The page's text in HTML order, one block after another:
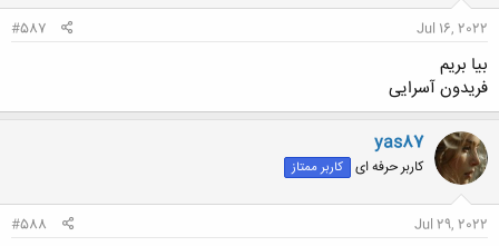
Jul 16, 2022
#587
بیا بریم
فریدون آسرایی
yas87
کاربر حرفه ای کاربر ممتاز
Jul 29, 2022
#588